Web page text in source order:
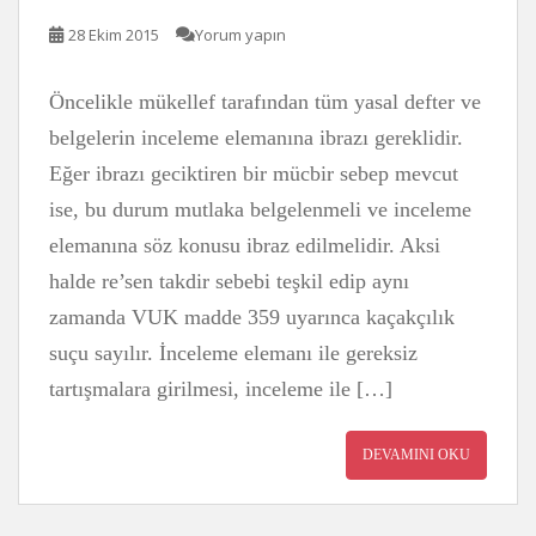
28 Ekim 2015 Yorum yapın
Öncelikle mükellef tarafından tüm yasal defter ve
belgelerin inceleme elemanına ibrazı gereklidir.
Eğer ibrazı geciktiren bir mücbir sebep mevcut
ise, bu durum mutlaka belgelenmeli ve inceleme
elemanına söz konusu ibraz edilmelidir. Aksi
halde re’sen takdir sebebi teşkil edip aynı
zamanda VUK madde 359 uyarınca kaçakçılık
suçu sayılır. İnceleme elemanı ile gereksiz
tartışmalara girilmesi, inceleme ile […]
DEVAMINI OKU